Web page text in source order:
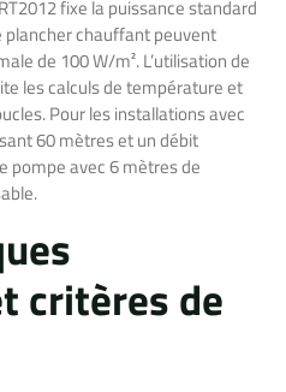
fixe la puissance standard
plancher chauffant peuvent
de 100 W/m². L’utilisation de
les calculs de température et
Pour les installations avec
60 mètres et un débit
pompe avec 6 mètres de
critères de